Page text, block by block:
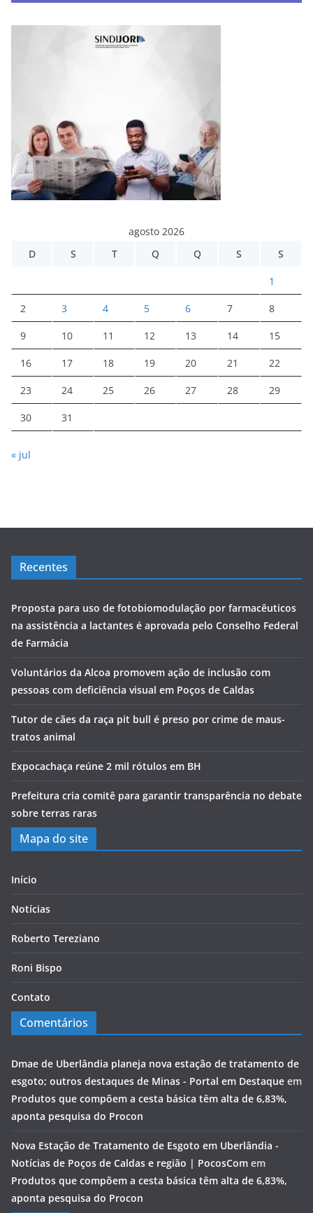
agosto 2026
D
S T Q Q S S
1
2 3 4 5 6 7 8
9 10 11 12 13 14 15
16 17 18 19 20 21 22
23 24 25 26 27 28 29
30 31
« jul
Recentes
Proposta para uso de fotobiomodulação por farmacêuticos
na assistência a lactantes é aprovada pelo Conselho Federal
de Farmácia
Voluntários da Alcoa promovem ação de inclusão com
pessoas com deficiência visual em Poços de Caldas
Tutor de cães da raça pit bull é preso por crime de maus-
tratos animal
Expocachaça reúne 2 mil rótulos em BH
Prefeitura cria comitê para garantir transparência no debate
sobre terras raras
Mapa do site
Início
Notícias
Roberto Tereziano
Roni Bispo
Contato
Comentários
Dmae de Uberlândia planeja nova estação de tratamento de
esgoto; outros destaques de Minas - Portal em Destaque em
Produtos que compõem a cesta básica têm alta de 6,83%,
aponta pesquisa do Procon
Nova Estação de Tratamento de Esgoto em Uberlândia -
Notícias de Poços de Caldas e região | PocosCom em
Produtos que compõem a cesta básica têm alta de 6,83%,
aponta pesquisa do Procon